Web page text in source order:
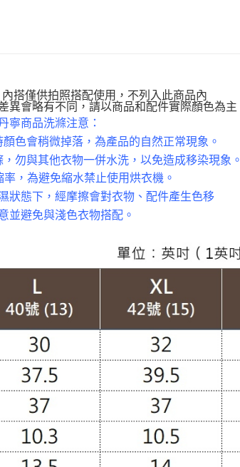
7-11取貨付款
每筆NT$100，滿NT$988(含以上)免運費
付款後7-11取貨
每筆NT$100，滿NT$988(含以上)免運費
大嘴鳥宅配通
每筆NT$100，滿NT$988(含以上)免運費
【親膚棉質專區】 棉質褲款
【布料指南】 棉｜Cotton
褲裝│PANTS 牛仔褲
搭僅供拍照搭配使用，不列入此商品內
異會略有不同，請以商品和配件實際顏色為主
寧商品洗滌注意：
色會稍微掉落，為產品的自然正常現象。
勿與其他衣物一併水洗，以免造成移染現象。
，為避免縮水禁止使用烘衣機。
狀態下，經摩擦會對衣物、配件產生色移
並避免與淺色衣物搭配。